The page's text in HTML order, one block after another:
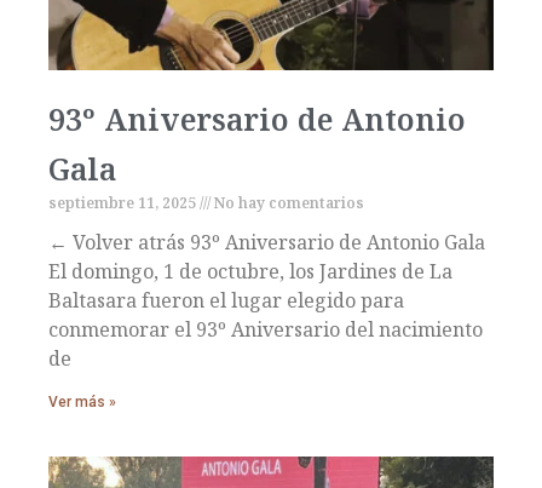
93º Aniversario de Antonio
Gala
septiembre 11, 2025 No hay comentarios
← Volver atrás 93º Aniversario de Antonio Gala
El domingo, 1 de octubre, los Jardines de La
Baltasara fueron el lugar elegido para
conmemorar el 93º Aniversario del nacimiento
de
Ver más »